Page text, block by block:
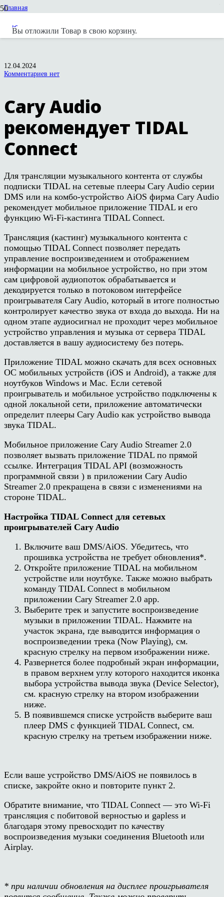
Вы отложили Товар в свою корзину.
Главная
Новости вендоров
Cary Audio рекомендует TIDAL Connect
12.04.2024
Комментариев нет
Cary Audio
рекомендует TIDAL
Connect
Для трансляции музыкального контента от службы
подписки TIDAL на сетевые плееры Cary Audio серии
DMS или на комбо-устройство AiOS фирма Cary Audio
рекомендует мобильное приложение TIDAL и его
функцию Wi-Fi-кастинга TIDAL Connect.
Трансляция (кастинг) музыкального контента с
помощью TIDAL Connect позволяет передать
управление воспроизведением и отображением
информации на мобильное устройство, но при этом
сам цифровой аудиопоток обрабатывается и
декодируется только в потоковом интерфейсе
проигрывателя Cary Audio, который в итоге полностью
контролирует качество звука от входа до выхода. Ни на
одном этапе аудиосигнал не проходит через мобильное
устройство управления и музыка от сервера TIDAL
доставляется в вашу аудиосистему без потерь.
Приложение TIDAL можно скачать для всех основных
ОС мобильных устройств (iOS и Android), а также для
ноутбуков Windows и Mac. Если сетевой
проигрыватель и мобильное устройство подключены к
одной локальной сети, приложение автоматически
определит плееры Cary Audio как устройство вывода
звука TIDAL.
Мобильное приложение Cary Audio Streamer 2.0
позволяет вызвать приложение TIDAL по прямой
ссылке. Интеграция TIDAL API (возможность
программной связи ) в приложении Cary Audio
Streamer 2.0 прекращена в связи с изменениями на
стороне TIDAL.
Настройка TIDAL Connect для сетевых
проигрывателей Cary Audio
Включите ваш DMS/AiOS. Убедитесь, что
прошивка устройства не требует обновления*.
Откройте приложение TIDAL на мобильном
устройстве или ноутбуке. Также можно выбрать
команду TIDAL Connect в мобильном
приложении Cary Streamer 2.0 app.
Выберите трек и запустите воспроизведение
музыки в приложении TIDAL. Нажмите на
участок экрана, где выводится информация о
воспроизведении трека (Now Playing), см.
красную стрелку на первом изображении ниже.
Развернется более подробный экран информации,
в правом верхнем углу которого находится иконка
выбора устройства вывода звука (Device Selector),
см. красную стрелку на втором изображении
ниже.
В появившемся списке устройств выберите ваш
плеер DMS с функцией TIDAL Connect, см.
красную стрелку на третьем изображении ниже.
Если ваше устройство DMS/AiOS не появилось в
списке, закройте окно и повторите пункт 2.
Обратите внимание, что TIDAL Connect — это Wi-Fi
трансляция с побитовой верностью и gapless и
благодаря этому превосходит по качеству
воспроизведения музыки соединения Bluetooth или
Airplay.
* при наличии обновления на дисплее проигрывателя